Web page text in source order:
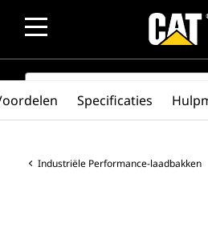
SEARCH
Industriële Performance-laadbakken
Specificaties